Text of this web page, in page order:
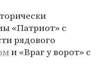
«Патриот» с
рядового
и «Враг у ворот» с